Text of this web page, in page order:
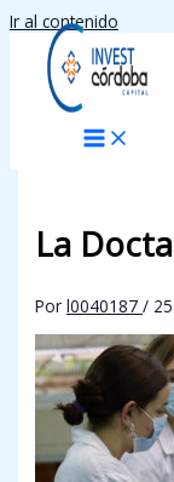
Ir al contenido
La Docta
Porl0040187/